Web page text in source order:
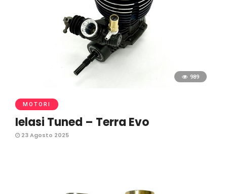
989
MOTORI
Ielasi Tuned – Terra Evo
23 Agosto 2025